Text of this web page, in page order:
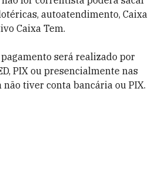
autoatendimento, Caixa
Caixa Tem.
pagamento será realizado por
PIX ou presencialmente nas
tiver conta bancária ou PIX.